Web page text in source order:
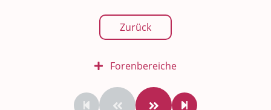
Zurück
Forenbereiche
Rundum Leben